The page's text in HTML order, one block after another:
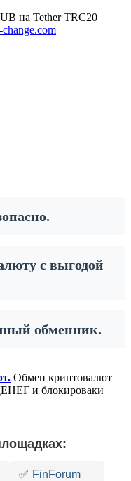
на Tether TRC20
с выгодой
обменник.
Обмен криптовалют
и блокироваки
✅ FinForum